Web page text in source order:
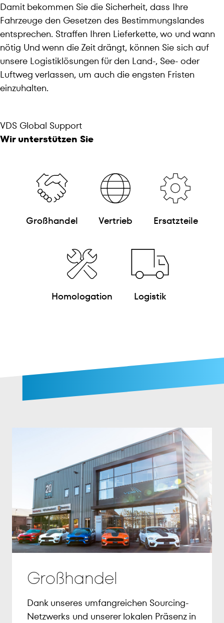
Damit bekommen Sie die Sicherheit, dass Ihre
Fahrzeuge den Gesetzen des Bestimmungslandes
entsprechen. Straffen Ihren Lieferkette, wo und wann
nötig Und wenn die Zeit drängt, können Sie sich auf
unsere Logistiklösungen für den Land-, See- oder
Luftweg verlassen, um auch die engsten Fristen
einzuhalten.
VDS Global Support
Wir unterstützen Sie
Großhandel Vertrieb Ersatzteile
Homologation Logistik
Großhandel
Dank unseres umfangreichen Sourcing-
Netzwerks und unserer lokalen Präsenz in